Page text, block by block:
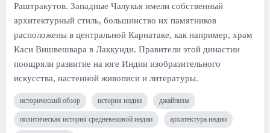
Раштракутов. Западные Чалукья имели собственный
архитектурный стиль, большинство их памятников
расположены в центральной Карнатаке, как например, храм
Каси Вишвешвара в Лаккунди. Правители этой династии
поощряли развитие на юге Индии изобразительного
искусства, настенной живописи и литературы.
исторический обзор история индии джайнизм
политическая история средневековой индии архитектура индии